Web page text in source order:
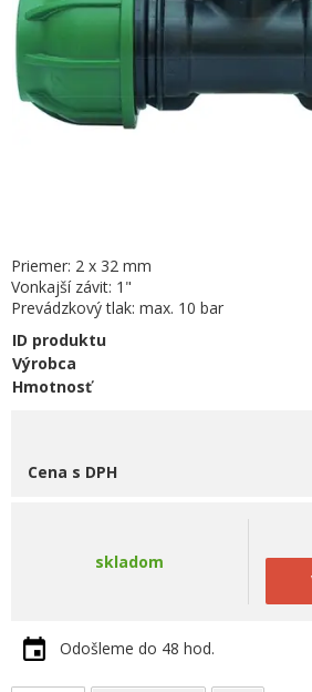
Priemer: 2 x 32 mm
Vonkajší závit: 1"
Prevádzkový tlak: max. 10 bar
ID produktu
Výrobca
Hmotnosť
Cena s DPH
skladom
Odošleme do 48 hod.